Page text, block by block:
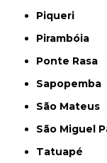
Piqueri
Pirambóia
Ponte Rasa
Sapopemba
São Mateus
São Miguel
Tatuapé